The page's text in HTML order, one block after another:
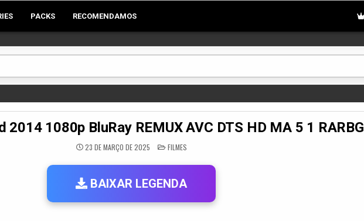
PACKS RECOMENDAMOS
2014 1080p BluRay REMUX AVC DTS HD MA 5 1 RARBG
23 DE MARÇO DE 2025 POSTED
IN
FILMES
BAIXAR LEGENDA